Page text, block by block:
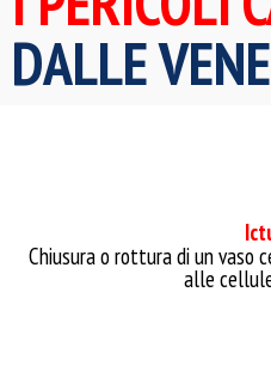
DALLE
Chiusura o rottura di un vaso
alle